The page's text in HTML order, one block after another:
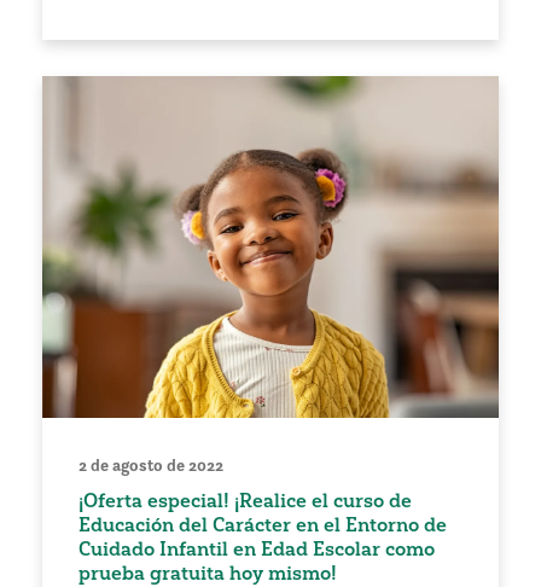
2 de agosto de 2022
¡Oferta especial! ¡Realice el curso de
Educación del Carácter en el Entorno de
Cuidado Infantil en Edad Escolar como
prueba gratuita hoy mismo!